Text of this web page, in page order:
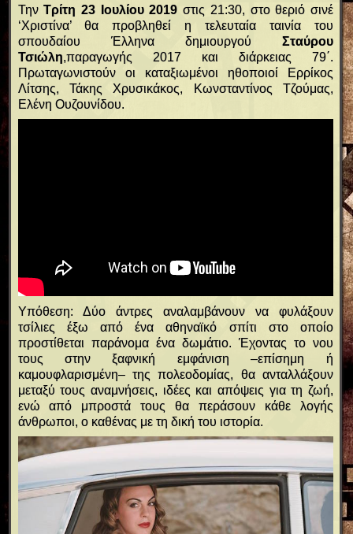
ΤηνΤρίτη 23 Ιουλίου 2019 στις 21:30, στο θεριό σινέ
‘Χριστίνα’ θα προβληθεί η τελευταία ταινία του
σπουδαίου Έλληνα δημιουργού Σταύρου
Τσιώλη,παραγωγής 2017 και διάρκειας 79΄.
Πρωταγωνιστούν οι καταξιωμένοι ηθοποιοί Ερρίκος
Λίτσης, Τάκης Χρυσικάκος, Κωνσταντίνος Τζούμας,
Ελένη Ουζουνίδου.
Υπόθεση: Δύο άντρες αναλαμβάνουν να φυλάξουν
τσίλιες έξω από ένα αθηναϊκό σπίτι στο οποίο
προστίθεται παράνομα ένα δωμάτιο. Έχοντας το νου
τους στην ξαφνική εμφάνιση –επίσημη ή
καμουφλαρισμένη– της πολεοδομίας, θα ανταλλάξουν
μεταξύ τους αναμνήσεις, ιδέες και απόψεις για τη ζωή,
ενώ από μπροστά τους θα περάσουν κάθε λογής
άνθρωποι, ο καθένας με τη δική του ιστορία.